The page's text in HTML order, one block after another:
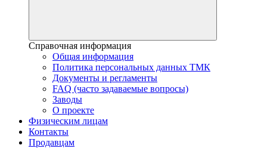
Справочная информация
Общая информация
Политика персональных данных ТМК
Документы и регламенты
FAQ (часто задаваемые вопросы)
Заводы
О проекте
Физическим лицам
Контакты
Продавцам